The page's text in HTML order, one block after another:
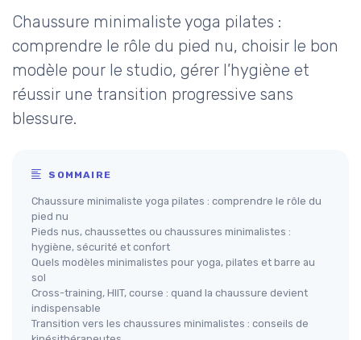
Chaussure minimaliste yoga pilates :
comprendre le rôle du pied nu, choisir le bon
modèle pour le studio, gérer l’hygiène et
réussir une transition progressive sans
blessure.
SOMMAIRE
Chaussure minimaliste yoga pilates : comprendre le rôle du
pied nu
Pieds nus, chaussettes ou chaussures minimalistes :
hygiène, sécurité et confort
Quels modèles minimalistes pour yoga, pilates et barre au
sol
Cross-training, HIIT, course : quand la chaussure devient
indispensable
Transition vers les chaussures minimalistes : conseils de